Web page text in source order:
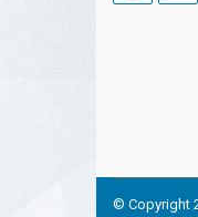
© Copyright